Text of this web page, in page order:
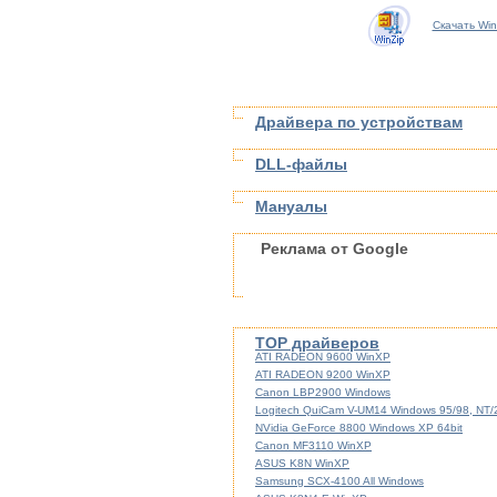
Скачать
Драйвера по устройствам
DLL-файлы
Мануалы
Реклама от Google
TOP драйверов
ATI RADEON 9600 WinXP
ATI RADEON 9200 WinXP
Canon LBP2900 Windows
Logitech QuiCam V-UM14 Windows 95/98,
NVidia GeForce 8800 Windows XP 64bit
Canon MF3110 WinXP
ASUS K8N WinXP
Samsung SCX-4100 All Windows